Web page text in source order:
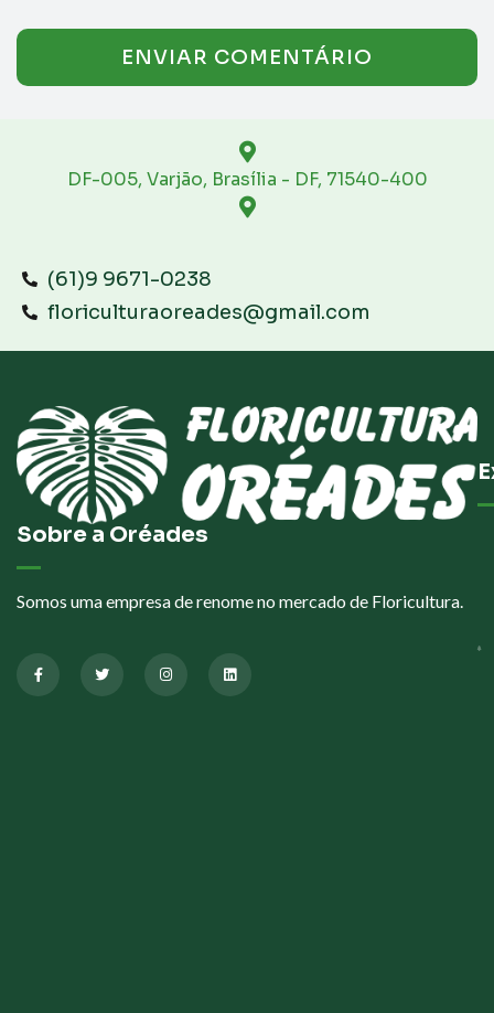
DF-005, Varjão, Brasília - DF, 71540-400
(61)9 9671-0238
floriculturaoreades@gmail.com
Sobre a Oréades
Somos uma empresa de renome no mercado de Floricultura.